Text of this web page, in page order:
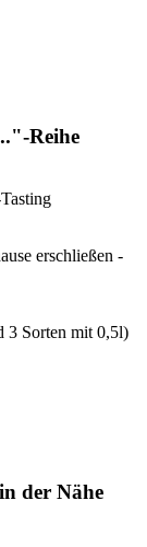
Reihe
erschließen -
3 Sorten mit 0,5l)
der Nähe